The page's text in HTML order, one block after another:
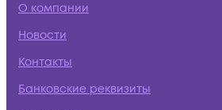
О компании
Новости
Контакты
Банковские реквизиты